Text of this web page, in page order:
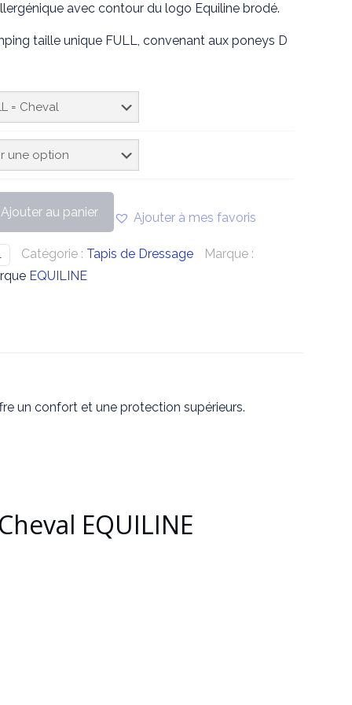
avec contour du logo Equiline brodé.
taille unique FULL, convenant aux poneys D
Ajouter au panier Ajouter à mes favoris
Catégorie : Tapis de Dressage
Marque :
EQUILINE
un confort et une protection supérieurs.
EQUILINE